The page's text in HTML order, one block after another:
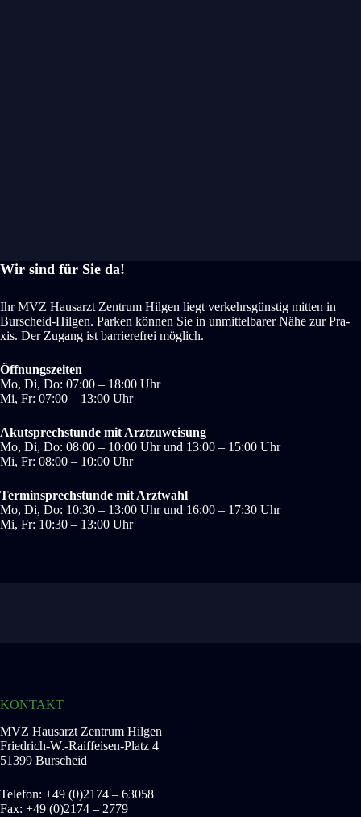
Wir sind für Sie da!
Ihr MVZ Haus­arzt Zen­trum Hil­gen liegt ver­kehrs­güns­tig mit­ten in
Bur­scheid-Hil­gen. Par­ken kön­nen Sie in unmit­tel­ba­rer Nähe zur Pra­
xis. Der Zugang ist bar­rie­re­frei mög­lich.
Öff­nungs­zei­ten
Mo, Di, Do: 07:00 – 18:00 Uhr
Mi, Fr: 07:00 – 13:00 Uhr
Akut­sprech­stun­de mit Arzt­zu­wei­sung
Mo, Di, Do: 08:00 – 10:00 Uhr und 13:00 – 15:00 Uhr
Mi, Fr: 08:00 – 10:00 Uhr
Ter­min­sprech­stun­de mit Arzt­wahl
Mo, Di, Do: 10:30 – 13:00 Uhr und 16:00 – 17:30 Uhr
Mi, Fr: 10:30 – 13:00 Uhr
KONTAKT
MVZ Haus­arzt Zen­trum Hil­gen
Friedrich‑W.-Raiffeisen-Platz 4
51399 Bur­scheid
Tele­fon: +49 (0)2174 – 63058
Fax: +49 (0)2174 – 2779